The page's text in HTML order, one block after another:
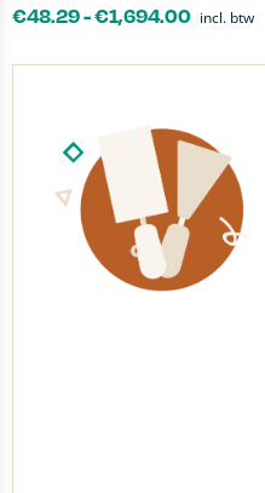
€48.29-€1,694.00 incl. btw